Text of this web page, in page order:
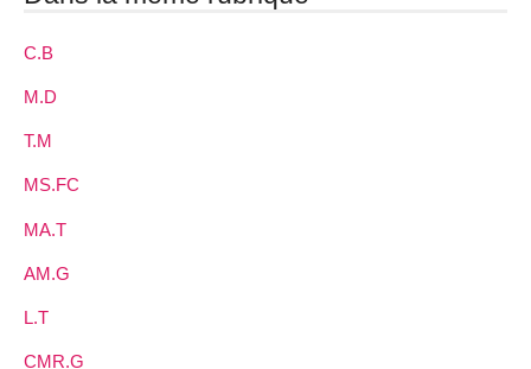
C.B
M.D
T.M
MS.FC
MA.T
AM.G
L.T
CMR.G